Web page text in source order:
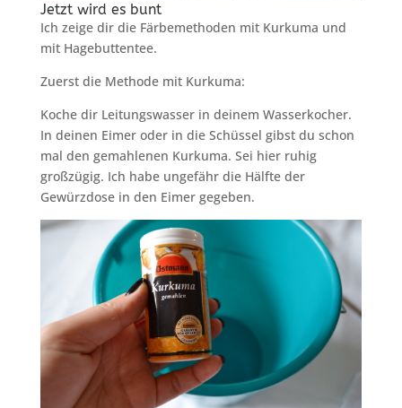
Jetzt wird es bunt
Ich zeige dir die Färbemethoden mit Kurkuma und
mit Hagebuttentee.
Zuerst die Methode mit Kurkuma:
Koche dir Leitungswasser in deinem Wasserkocher.
In deinen Eimer oder in die Schüssel gibst du schon
mal den gemahlenen Kurkuma. Sei hier ruhig
großzügig. Ich habe ungefähr die Hälfte der
Gewürzdose in den Eimer gegeben.